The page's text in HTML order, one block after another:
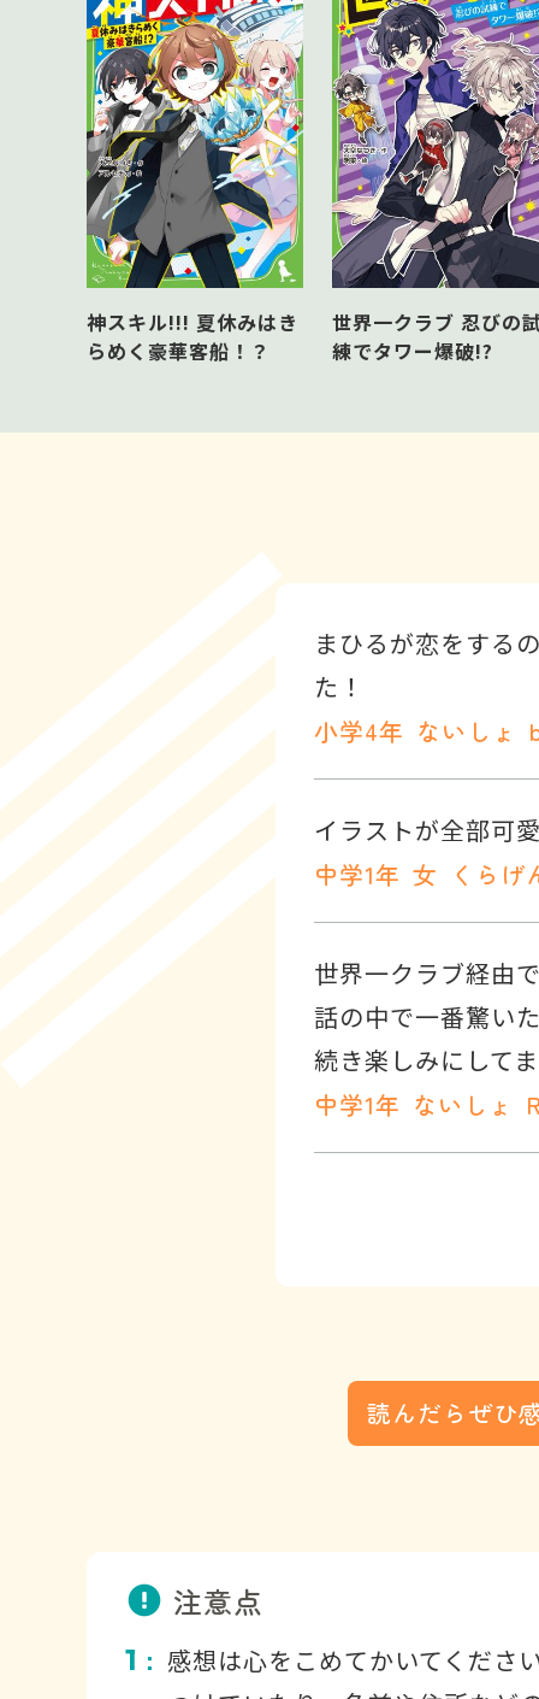
神スキル!!! 夏休みはき
らめく豪華客船！？
世界一クラブ 忍びの
練でタワー爆破!?
まひるが恋をする
た！
小学4年 ないしょ
イラストが全部可
中学1年 女 くらげ
世界一クラブ経由
話の中で一番驚い
続き楽しみにして
中学1年 ないしょ
読んだらぜひ
注意点
1 ： 感想は心をこめてかいてくださ